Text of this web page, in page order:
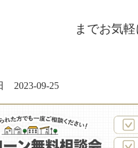
までお気
2023-09-25